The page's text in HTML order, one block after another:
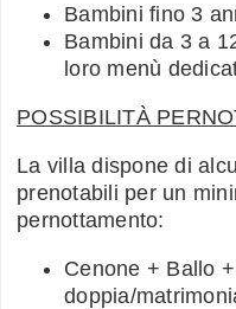
Bambini fino 3
Bambini da 3 a
loro menù
POSSIBILITÀ
La villa dispone di
prenotabili per un
pernottamento:
Cenone + Ballo
doppia/